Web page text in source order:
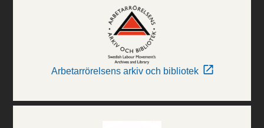
Arbetarrörelsens arkiv och bibliotek